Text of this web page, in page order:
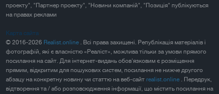
проекту", "Партнер проекту", "Новини компаній", "Позиція" публікуються
на правах реклами
Карта сайта
© 2016-2026 Realist.online . Всі права захищені. Републікація матеріалів і
фотографій, які є власністю «Реаліст», можлива тільки за умови прямого
посилання на сайт. Для інтернет-видань обов'язковим є розміщення
прямим, відкритим для пошукових систем, посилання не нижче другого
абзацу на конкретну новину чи статтю на веб-сайт realist.online . Передрук,
відтворення та / або розповсюдження інформації, що містить посилання на